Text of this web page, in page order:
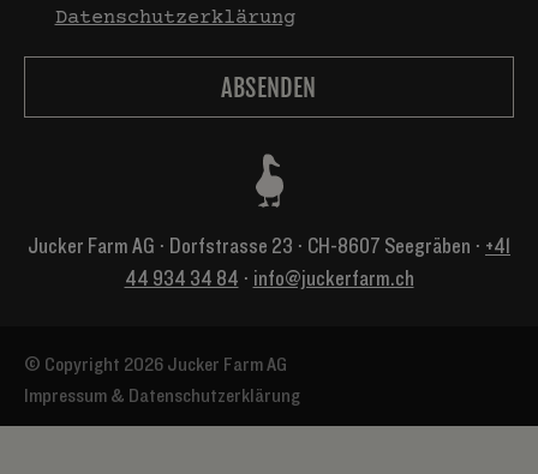
Datenschutzerklärung
Jucker Farm AG ⋅ Dorfstrasse 23 ⋅ CH-8607 Seegräben ⋅ +41
44 934 34 84 ⋅ info@juckerfarm.ch
© Copyright 2026 Jucker Farm AG
Impressum & Datenschutzerklärung